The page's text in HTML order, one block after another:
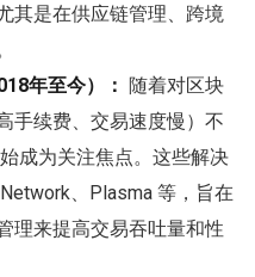
其是在供应链管理、跨境
年至今）： 随着对区块
手续费、交易速度慢）不
成为关注焦点。这些解决
、Plasma 等，旨在
理来提高交易吞吐量和性